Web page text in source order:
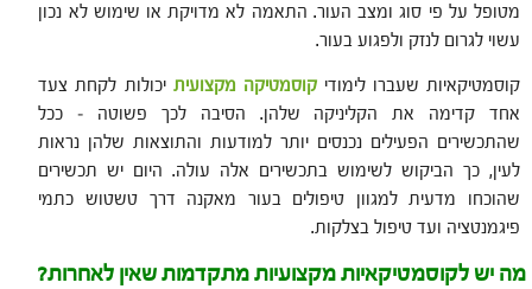
מטופל על פי סוג ומצב העור. התאמה לא מדויקת או שימוש לא נכון
עשוי לגרום לנזק ולפגוע בעור.
קוסמטיקאיות שעברו לימודיקוסמטיקה מקצועית יכולות לקחת צעד
אחד קדימה את הקליניקה שלהן. הסיבה לכך פשוטה – ככל
שהתכשירים הפעילים נכנסים יותר למודעות והתוצאות שלהן נראות
לעין, כך הביקוש לשימוש בתכשירים אלה עולה. היום יש תכשירים
שהוכחו מדעית למגוון טיפולים בעור מאקנה דרך טשטוש כתמי
פיגמנטציה ועד טיפול בצלקות.
מה יש לקוסמטיקאיות מקצועיות מתקדמות שאין לאחרות?